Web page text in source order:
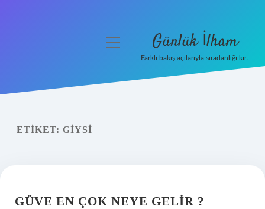
Yasal Uyarı
menüyü
Günlük İlham
Farklı bakış açılarıyla sıradanlığı kır.
ETIKET: GIYSI
GÜVE EN ÇOK NEYE GELIR ?